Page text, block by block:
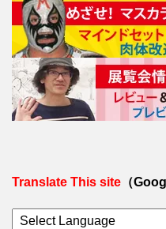
Translate This site （